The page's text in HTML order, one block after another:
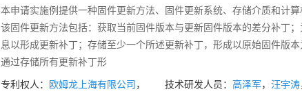
本申请实施例提供一种固件更新方法、固件更新系统、存储介质和计算
该固件更新方法包括：获取当前固件版本与更新固件版本的差分补丁
息以形成更新补丁；存储至少一个所述更新补丁，形成以原始固件版
通过存储所有更新补丁形
专利权人： 欧姆龙上海有限公司， 技术研发人员： 高泽军， 汪宇涛